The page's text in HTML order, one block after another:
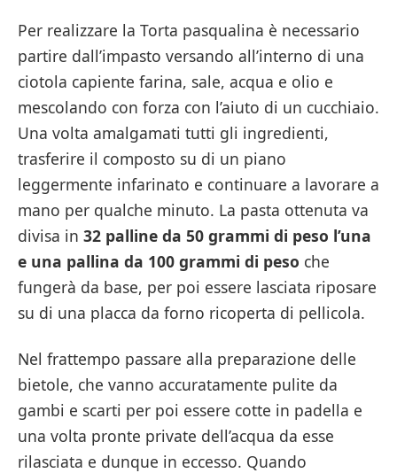
Per realizzare la Torta pasqualina è necessario
partire dall’impasto versando all’interno di una
ciotola capiente farina, sale, acqua e olio e
mescolando con forza con l’aiuto di un cucchiaio.
Una volta amalgamati tutti gli ingredienti,
trasferire il composto su di un piano
leggermente infarinato e continuare a lavorare a
mano per qualche minuto. La pasta ottenuta va
divisa in 32 palline da 50 grammi di peso l’una
e una pallina da 100 grammi di peso che
fungerà da base, per poi essere lasciata riposare
su di una placca da forno ricoperta di pellicola.
Nel frattempo passare alla preparazione delle
bietole, che vanno accuratamente pulite da
gambi e scarti per poi essere cotte in padella e
una volta pronte private dell’acqua da esse
rilasciata e dunque in eccesso. Quando